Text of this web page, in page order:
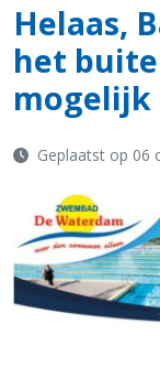
Helaas,
het
mogelijk
Geplaatst op 06